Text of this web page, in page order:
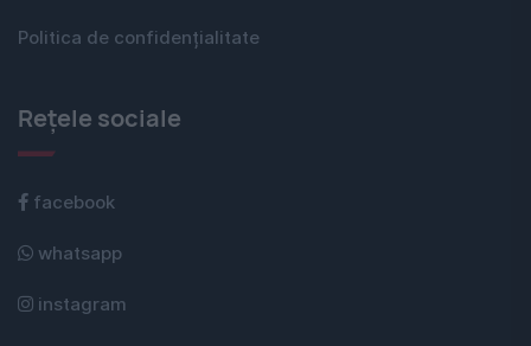
Politica de confidențialitate
Rețele sociale
facebook
whatsapp
instagram